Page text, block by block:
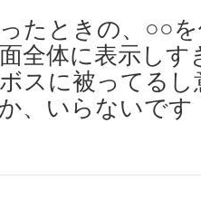
たときの、○○
全体に表示し
スに被ってる
、いらないです